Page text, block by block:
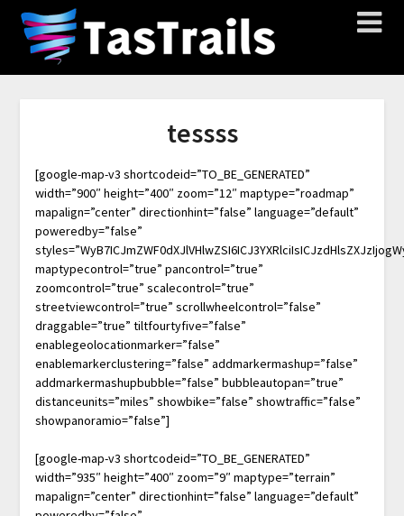
tessss
[google-map-v3 shortcodeid=”TO_BE_GENERATED”
width=”900″ height=”400″ zoom=”12″ maptype=”roadmap”
mapalign=”center” directionhint=”false” language=”default”
poweredby=”false”
maptypecontrol=”true” pancontrol=”true”
zoomcontrol=”true” scalecontrol=”true”
streetviewcontrol=”true” scrollwheelcontrol=”false”
draggable=”true” tiltfourtyfive=”false”
enablegeolocationmarker=”false”
enablemarkerclustering=”false” addmarkermashup=”false”
addmarkermashupbubble=”false” bubbleautopan=”true”
distanceunits=”miles” showbike=”false” showtraffic=”false”
showpanoramio=”false”]
[google-map-v3 shortcodeid=”TO_BE_GENERATED”
width=”935″ height=”400″ zoom=”9″ maptype=”terrain”
mapalign=”center” directionhint=”false” language=”default”